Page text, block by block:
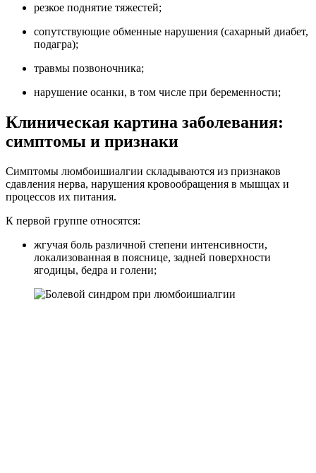
резкое поднятие тяжестей;
сопутствующие обменные нарушения (сахарный диабет,
подагра);
травмы позвоночника;
нарушение осанки, в том числе при беременности;
Клиническая картина заболевания:
симптомы и признаки
Симптомы люмбоишиалгии складываются из признаков
сдавления нерва, нарушения кровообращения в мышцах и
процессов их питания.
К первой группе относятся:
жгучая боль различной степени интенсивности,
локализованная в пояснице, задней поверхности
ягодицы, бедра и голени;